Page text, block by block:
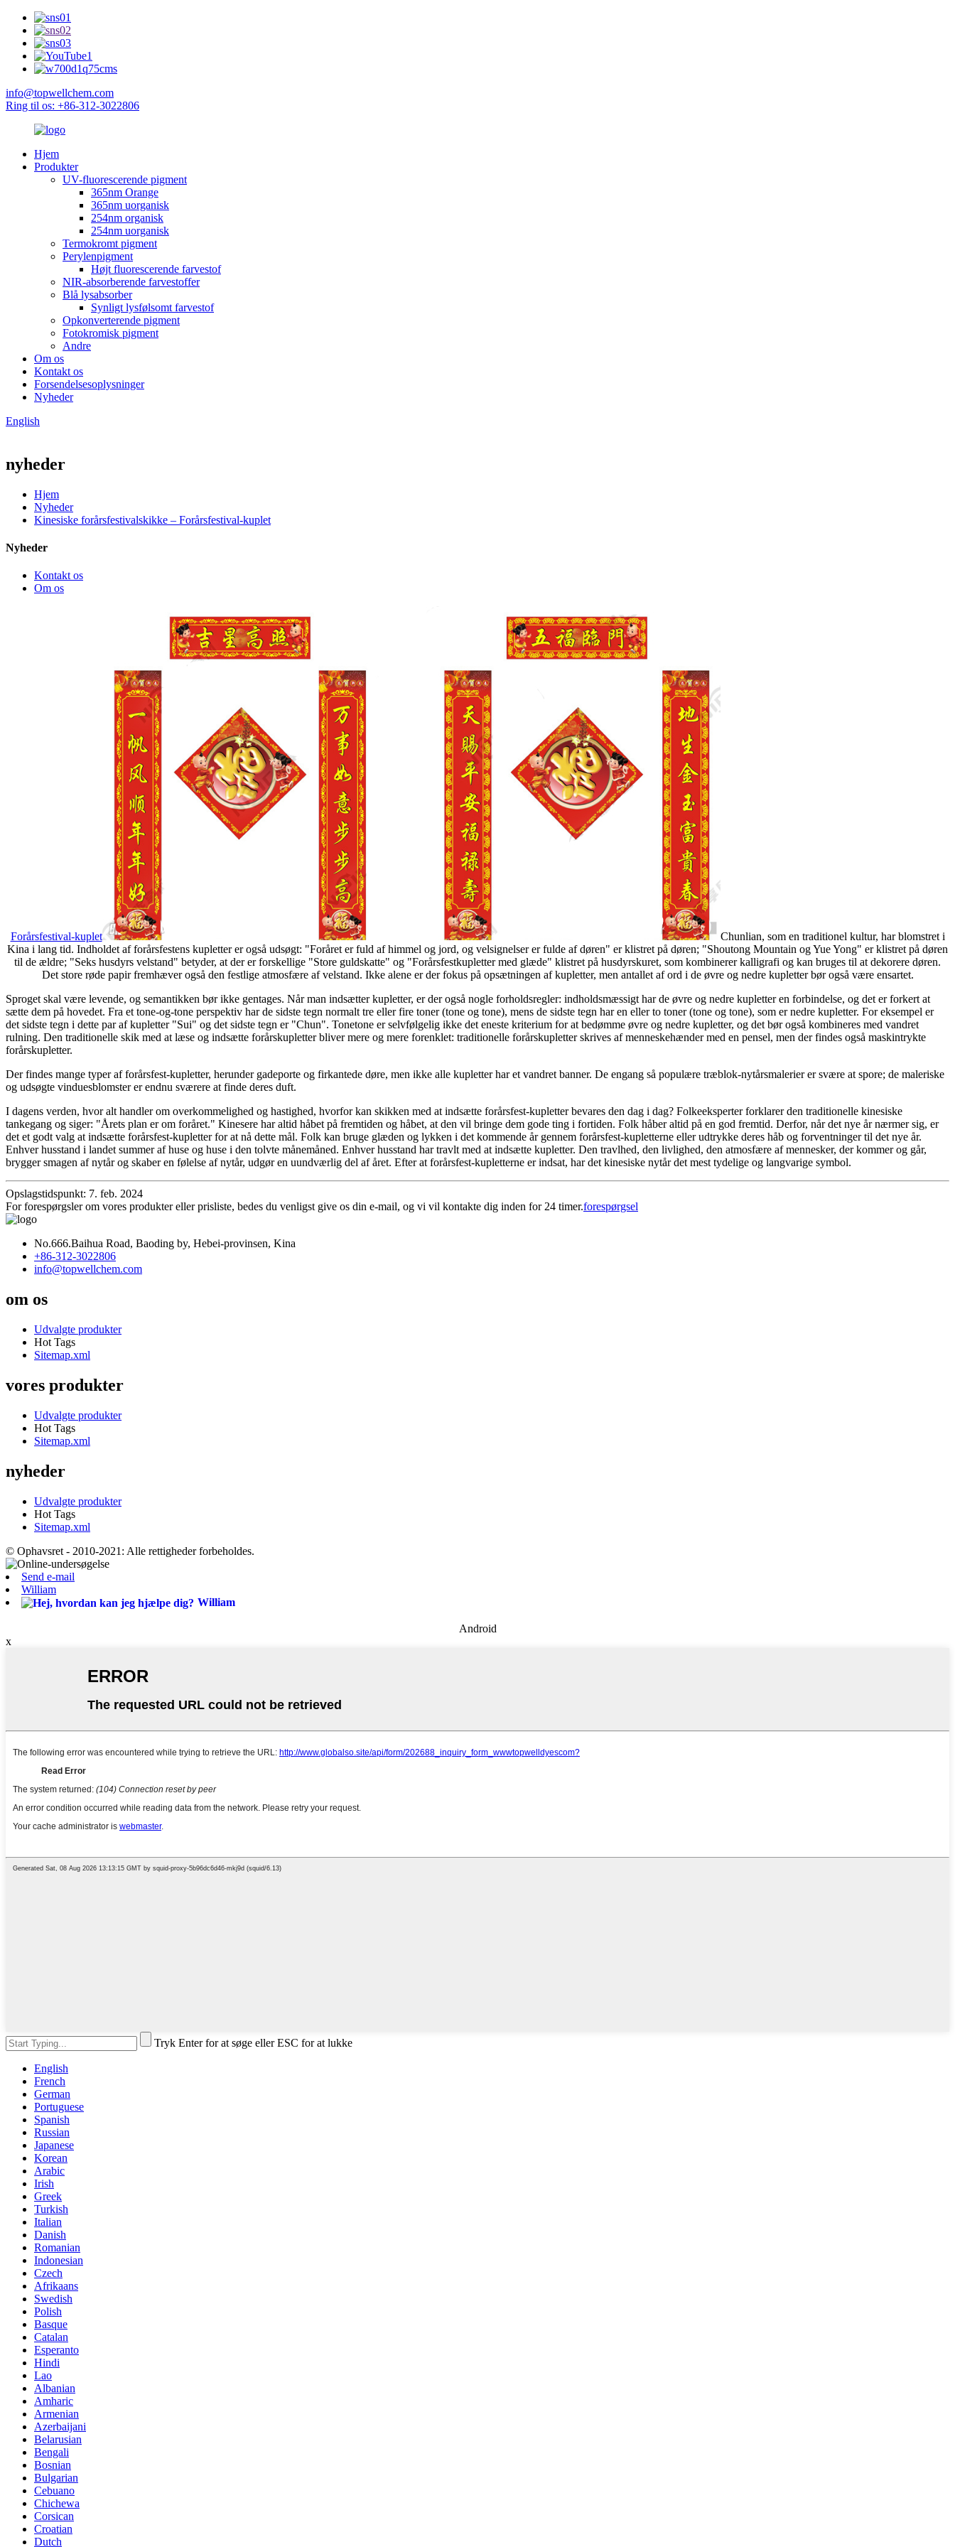
info@topwellchem.com
Ring til os: +86-312-3022806
Hjem
Produkter
UV-fluorescerende pigment
365nm Orange
365nm uorganisk
254nm organisk
254nm uorganisk
Termokromt pigment
Perylenpigment
Højt fluorescerende farvestof
NIR-absorberende farvestoffer
Blå lysabsorber
Synligt lysfølsomt farvestof
Opkonverterende pigment
Fotokromisk pigment
Andre
Om os
Kontakt os
Forsendelsesoplysninger
Nyheder
English
nyheder
Hjem
Nyheder
Kinesiske forårsfestivalskikke – Forårsfestival-kuplet
Nyheder
Kontakt os
Om os
Forårsfestival-kuplet
Chunlian, som en traditionel kultur, har blomstret i
Kina i lang tid. Indholdet af forårsfestens kupletter er også udsøgt: "Foråret er fuld af himmel og jord, og velsignelser er fulde af døren" er klistret på døren; "Shoutong Mountain og Yue Yong" er klistret på døren
til de ældre; "Seks husdyrs velstand" betyder, at der er forskellige "Store guldskatte" og "Forårsfestkupletter med glæde" klistret på husdyrskuret, som kombinerer kalligrafi og kan bruges til at dekorere døren.
Det store røde papir fremhæver også den festlige atmosfære af velstand. Ikke alene er der fokus på opsætningen af kupletter, men antallet af ord i de øvre og nedre kupletter bør også være ensartet.
Sproget skal være levende, og semantikken bør ikke gentages. Når man indsætter kupletter, er der også nogle forholdsregler: indholdsmæssigt har de øvre og nedre kupletter en forbindelse, og det er forkert at
sætte dem på hovedet. Fra et tone-og-tone perspektiv har de sidste tegn normalt tre eller fire toner (tone og tone), mens de sidste tegn har en eller to toner (tone og tone), som er nedre kupletter. For eksempel er
det sidste tegn i dette par af kupletter "Sui" og det sidste tegn er "Chun". Tonetone er selvfølgelig ikke det eneste kriterium for at bedømme øvre og nedre kupletter, og det bør også kombineres med vandret
rulning. Den traditionelle skik med at læse og indsætte forårskupletter bliver mere og mere forenklet: traditionelle forårskupletter skrives af menneskehænder med en pensel, men der findes også maskintrykte
forårskupletter.
Der findes mange typer af forårsfest-kupletter, herunder gadeporte og firkantede døre, men ikke alle kupletter har et vandret banner. De engang så populære træblok-nytårsmalerier er svære at spore; de maleriske
og udsøgte vinduesblomster er endnu sværere at finde deres duft.
I dagens verden, hvor alt handler om overkommelighed og hastighed, hvorfor kan skikken med at indsætte forårsfest-kupletter bevares den dag i dag? Folkeeksperter forklarer den traditionelle kinesiske
tankegang og siger: "Årets plan er om foråret." Kinesere har altid håbet på fremtiden og håbet, at den vil bringe dem gode ting i fortiden. Folk håber altid på en god fremtid. Derfor, når det nye år nærmer sig, er
det et godt valg at indsætte forårsfest-kupletter for at nå dette mål. Folk kan bruge glæden og lykken i det kommende år gennem forårsfest-kupletterne eller udtrykke deres håb og forventninger til det nye år.
Enhver husstand i landet summer af huse og huse i den tolvte månemåned. Enhver husstand har travlt med at indsætte kupletter. Den travlhed, den livlighed, den atmosfære af mennesker, der kommer og går,
brygger smagen af nytår og skaber en følelse af nytår, udgør en uundværlig del af året. Efter at forårsfest-kupletterne er indsat, har det kinesiske nytår det mest tydelige og langvarige symbol.
Opslagstidspunkt: 7. feb. 2024
For forespørgsler om vores produkter eller prisliste, bedes du venligst give os din e-mail, og vi vil kontakte dig inden for 24 timer.forespørgsel
No.666.Baihua Road, Baoding by, Hebei-provinsen, Kina
+86-312-3022806
info@topwellchem.com
om os
Udvalgte produkter
Hot Tags
Sitemap.xml
vores produkter
Udvalgte produkter
Hot Tags
Sitemap.xml
nyheder
Udvalgte produkter
Hot Tags
Sitemap.xml
© Ophavsret - 2010-2021: Alle rettigheder forbeholdes.
Send e-mail
William
William
Android
x
Tryk Enter for at søge eller ESC for at lukke
English
French
German
Portuguese
Spanish
Russian
Japanese
Korean
Arabic
Irish
Greek
Turkish
Italian
Danish
Romanian
Indonesian
Czech
Afrikaans
Swedish
Polish
Basque
Catalan
Esperanto
Hindi
Lao
Albanian
Amharic
Armenian
Azerbaijani
Belarusian
Bengali
Bosnian
Bulgarian
Cebuano
Chichewa
Corsican
Croatian
Dutch